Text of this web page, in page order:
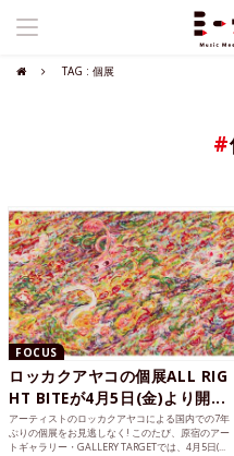
TAG : 個展
#
FOCUS
ロッカクアヤコの個展ALL RIG
HT BITEが4月5日(金)より開...
アーティストのロッカクアヤコによる国内での7年
ぶりの個展をお見逃しなく! このたび、原宿のアー
トギャラリー・GALLERY TARGETでは、4月5日(...